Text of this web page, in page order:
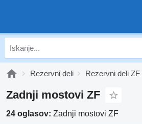
Rezervni deli Rezervni deli ZF
Zadnji mostovi ZF
24 oglasov: Zadnji mostovi ZF